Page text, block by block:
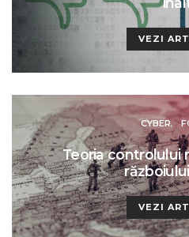
VEZI
CYBER
Teoria controlului
VEZI